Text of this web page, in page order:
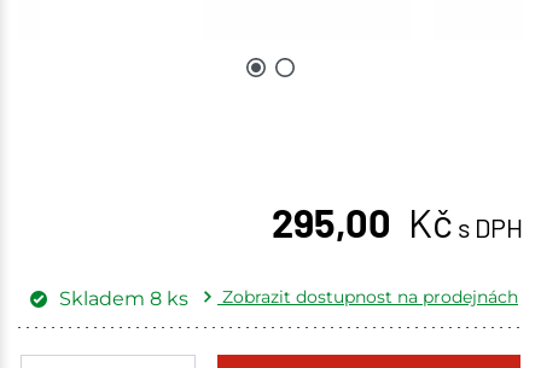
295,00 Kč s DPH
Skladem 8 ks
Zobrazit dostupnost na prodejnách